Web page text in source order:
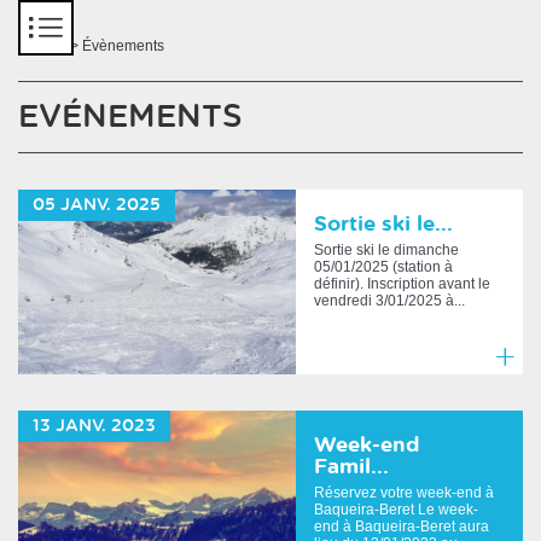
> Évènements
EVÉNEMENTS
05 JANV. 2025
Sortie ski le...
Sortie ski le dimanche
05/01/2025 (station à
définir). Inscription avant le
vendredi 3/01/2025 à...
savoir
13 JANV. 2023
Week-end
Famil...
Réservez votre week-end à
Baqueira-Beret Le week-
end à Baqueira-Beret aura